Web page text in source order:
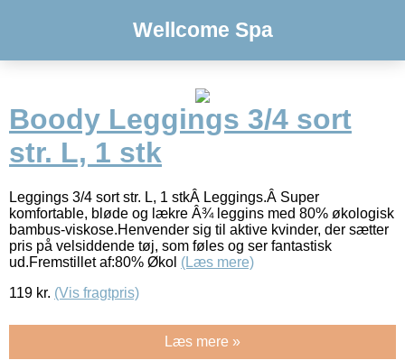
Wellcome Spa
Boody Leggings 3/4 sort
str. L, 1 stk
Leggings 3/4 sort str. L, 1 stkÂ Leggings.Â Super
komfortable, bløde og lækre Â¾ leggins med 80% økologisk
bambus-viskose.Henvender sig til aktive kvinder, der sætter
pris på velsiddende tøj, som føles og ser fantastisk
ud.Fremstillet af:80% Økol (Læs mere)
119 kr. (Vis fragtpris)
Læs mere »